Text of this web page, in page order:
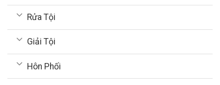
Rửa Tội
Giải Tội
Hôn Phối